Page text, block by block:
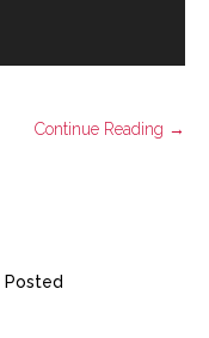
Continue Reading →
Posted